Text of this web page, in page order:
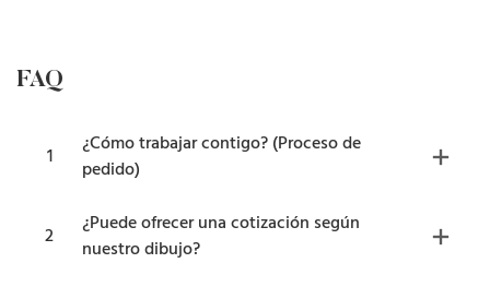
FAQ
1
¿Cómo trabajar contigo? (Proceso de
pedido)
2
¿Puede ofrecer una cotización según
nuestro dibujo?